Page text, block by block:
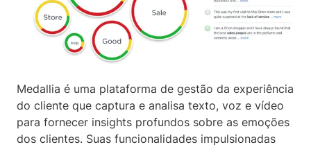
Medallia é uma plataforma de gestão da experiência
do cliente que captura e analisa texto, voz e vídeo
para fornecer insights profundos sobre as emoções
dos clientes. Suas funcionalidades impulsionadas